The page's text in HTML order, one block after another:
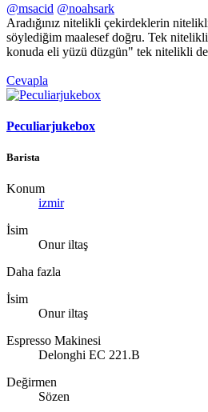
@msacid @noahsark
Aradığınız nitelikli çekirdeklerin
söylediğim maalesef doğru. Tek
konuda eli yüzü düzgün" tek nitelikli
Cevapla
Peculiarjukebox
Barista
Konum
izmir
İsim
Onur iltaş
Daha fazla
İsim
Onur iltaş
Espresso Makinesi
Delonghi EC 221.B
Değirmen
Sözen